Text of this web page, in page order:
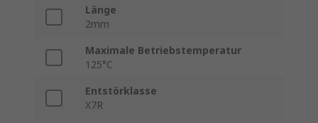
Länge
2mm
Maximale Betriebstemperatur
125°C
Entstörklasse
X7R